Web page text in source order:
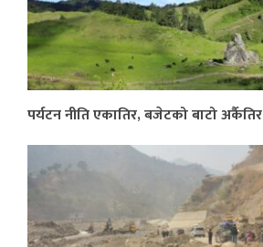
पर्यटन नीति एकातिर, बजेटको बाटो अर्कैतिर